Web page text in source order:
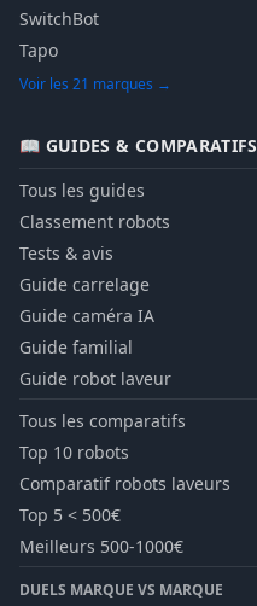
SwitchBot
Tapo
Voir les 21 marques →
📖 GUIDES & COMPARATIFS
Tous les guides
Classement robots
Tests & avis
Guide carrelage
Guide caméra IA
Guide familial
Guide robot laveur
Tous les comparatifs
Top 10 robots
Comparatif robots laveurs
Top 5 < 500€
Meilleurs 500-1000€
DUELS MARQUE VS MARQUE